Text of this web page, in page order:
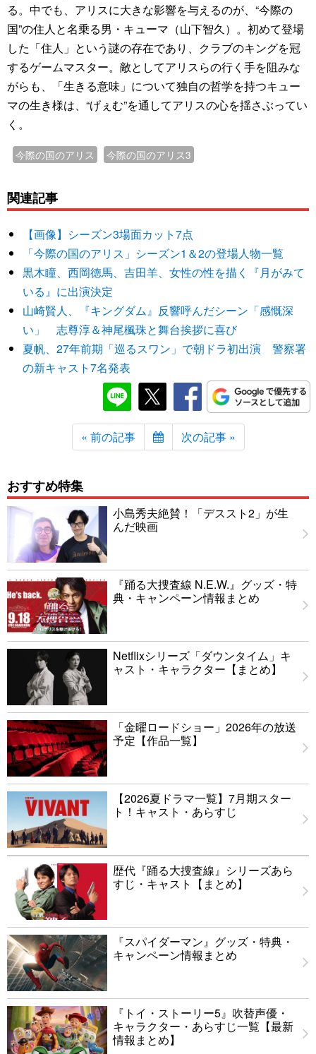
る。中でも、アリスに大きな影響を与えるのが、“今際の
国”の住人と名乗る男・キューマ（山下智久）。初めて登場
した「住人」という謎の存在であり、クラブのキングを冠
するゲームマスター。敵としてアリスらの行く手を阻みな
がらも、「生きる意味」について独自の哲学を持つキュー
マの生き様は、“げぇむ”を通してアリスの心を揺さぶってい
く。
今際の国のアリス 今際の国のアリス3
関連記事
【画像】シーズン3場面カット7点
「今際の国のアリス」シーズン1＆2の登場人物一覧
黒木瞳、西岡徳馬、吉田羊、女性の性を描く『月がみて
いる』に出演決定
山崎賢人、『キングダム』反響呼んだシーン「感慨深
い」 志尊淳＆神尾楓珠と舞台挨拶に喜び
夏帆、27年前期「巡るスワン」で朝ドラ初出演 警察署
の新キャスト7名発表
« 前の記事 次の記事 »
おすすめ特集
小島秀夫絶賛！「デススト2」が生
んだ映画
『踊る大捜査線 N.E.W.』グッズ・特
典・キャンペーン情報まとめ
Netflixシリーズ「ダウンタイム」キ
ャスト・キャラクター【まとめ】
「金曜ロードショー」2026年の放送
予定【作品一覧】
【2026夏ドラマ一覧】7月期スター
ト！キャスト・あらすじ
歴代『踊る大捜査線』シリーズあら
すじ・キャスト【まとめ】
『スパイダーマン』グッズ・特典・
キャンペーン情報まとめ
『トイ・ストーリー5』吹替声優・
キャラクター・あらすじ一覧【最新
情報まとめ】